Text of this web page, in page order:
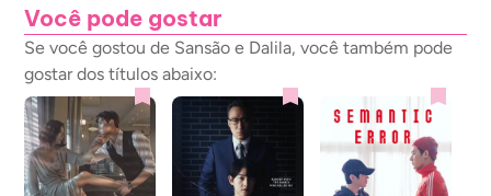
Você pode gostar
Se você gostou de Sansão e Dalila, você também pode
gostar dos títulos abaixo: